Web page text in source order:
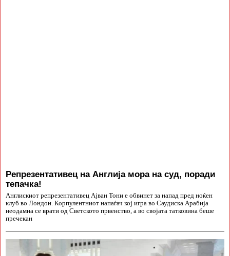
Репрезентативец на Англија мора на суд, поради
тепачка!
Англискиот репрезентативец Ајван Тони е обвинет за напад пред ноќен
клуб во Лондон. Корпулентниот напаѓач кој игра во Саудиска Арабија
неодамна се врати од Светското првенство, а во својата татковина беше
пречекан